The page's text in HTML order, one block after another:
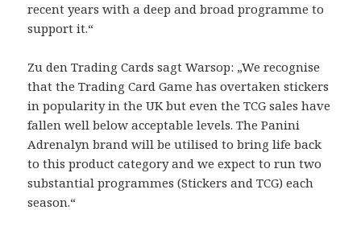
recent years with a deep and broad programme to
support it.“
Zu den Trading Cards sagt Warsop: „We recognise
that the Trading Card Game has overtaken stickers
in popularity in the UK but even the TCG sales have
fallen well below acceptable levels. The Panini
Adrenalyn brand will be utilised to bring life back
to this product category and we expect to run two
substantial programmes (Stickers and TCG) each
season.“